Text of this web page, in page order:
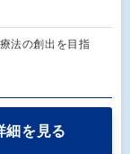
法の創出を目指
細を見る